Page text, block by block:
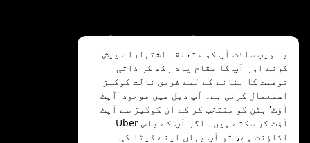
©
2026
.Uber Technologies Inc
یہ ویب سائٹ آپ کو متعلقہ اشتہارات پیش
کرنے اور آپ کا مقام یاد رکھ کر ذاتی
نوعیت کا بنانے کے لیے فریق ثالث کوکیز
استعمال کرتی ہے۔ آپ ذیل میں موجود 'آپٹ
آؤٹ' بٹن کو منتخب کر کے ان کوکیز سے آپٹ
آؤٹ کر سکتے ہیں۔ اگر آپ کے پاس Uber
اکاؤنٹ ہے، تو آپ یہاں اپنے ڈیٹا کی